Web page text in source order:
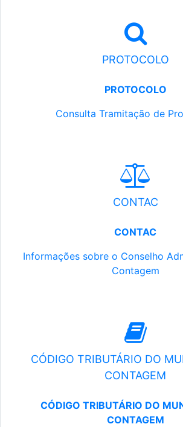
PROTOCOLO
PROTOCOLO
Consulta Tramitação de
CONTAC
CONTAC
Informações sobre o Conselho
Contagem
CÓDIGO TRIBUTÁRIO DO
CONTAGEM
CÓDIGO TRIBUTÁRIO DO
CONTAGEM